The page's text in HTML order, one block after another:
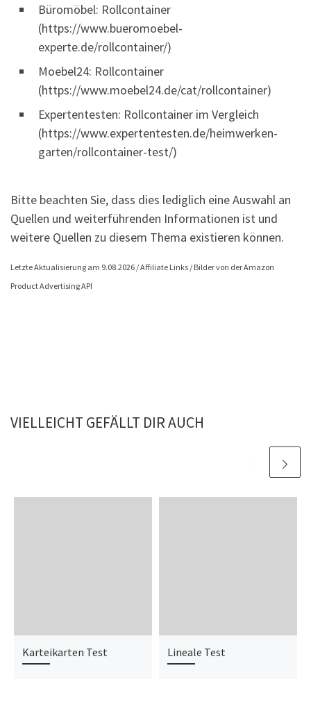
Büromöbel: Rollcontainer
(https://www.bueromoebel-
experte.de/rollcontainer/)
Moebel24: Rollcontainer
(https://www.moebel24.de/cat/rollcontainer)
Expertentesten: Rollcontainer im Vergleich
(https://www.expertentesten.de/heimwerken-
garten/rollcontainer-test/)
Bitte beachten Sie, dass dies lediglich eine Auswahl an
Quellen und weiterführenden Informationen ist und
weitere Quellen zu diesem Thema existieren können.
Letzte Aktualisierung am 9.08.2026 / Affiliate Links / Bilder von der Amazon
Product Advertising API
VIELLEICHT GEFÄLLT DIR AUCH
Karteikarten Test Lineale Test